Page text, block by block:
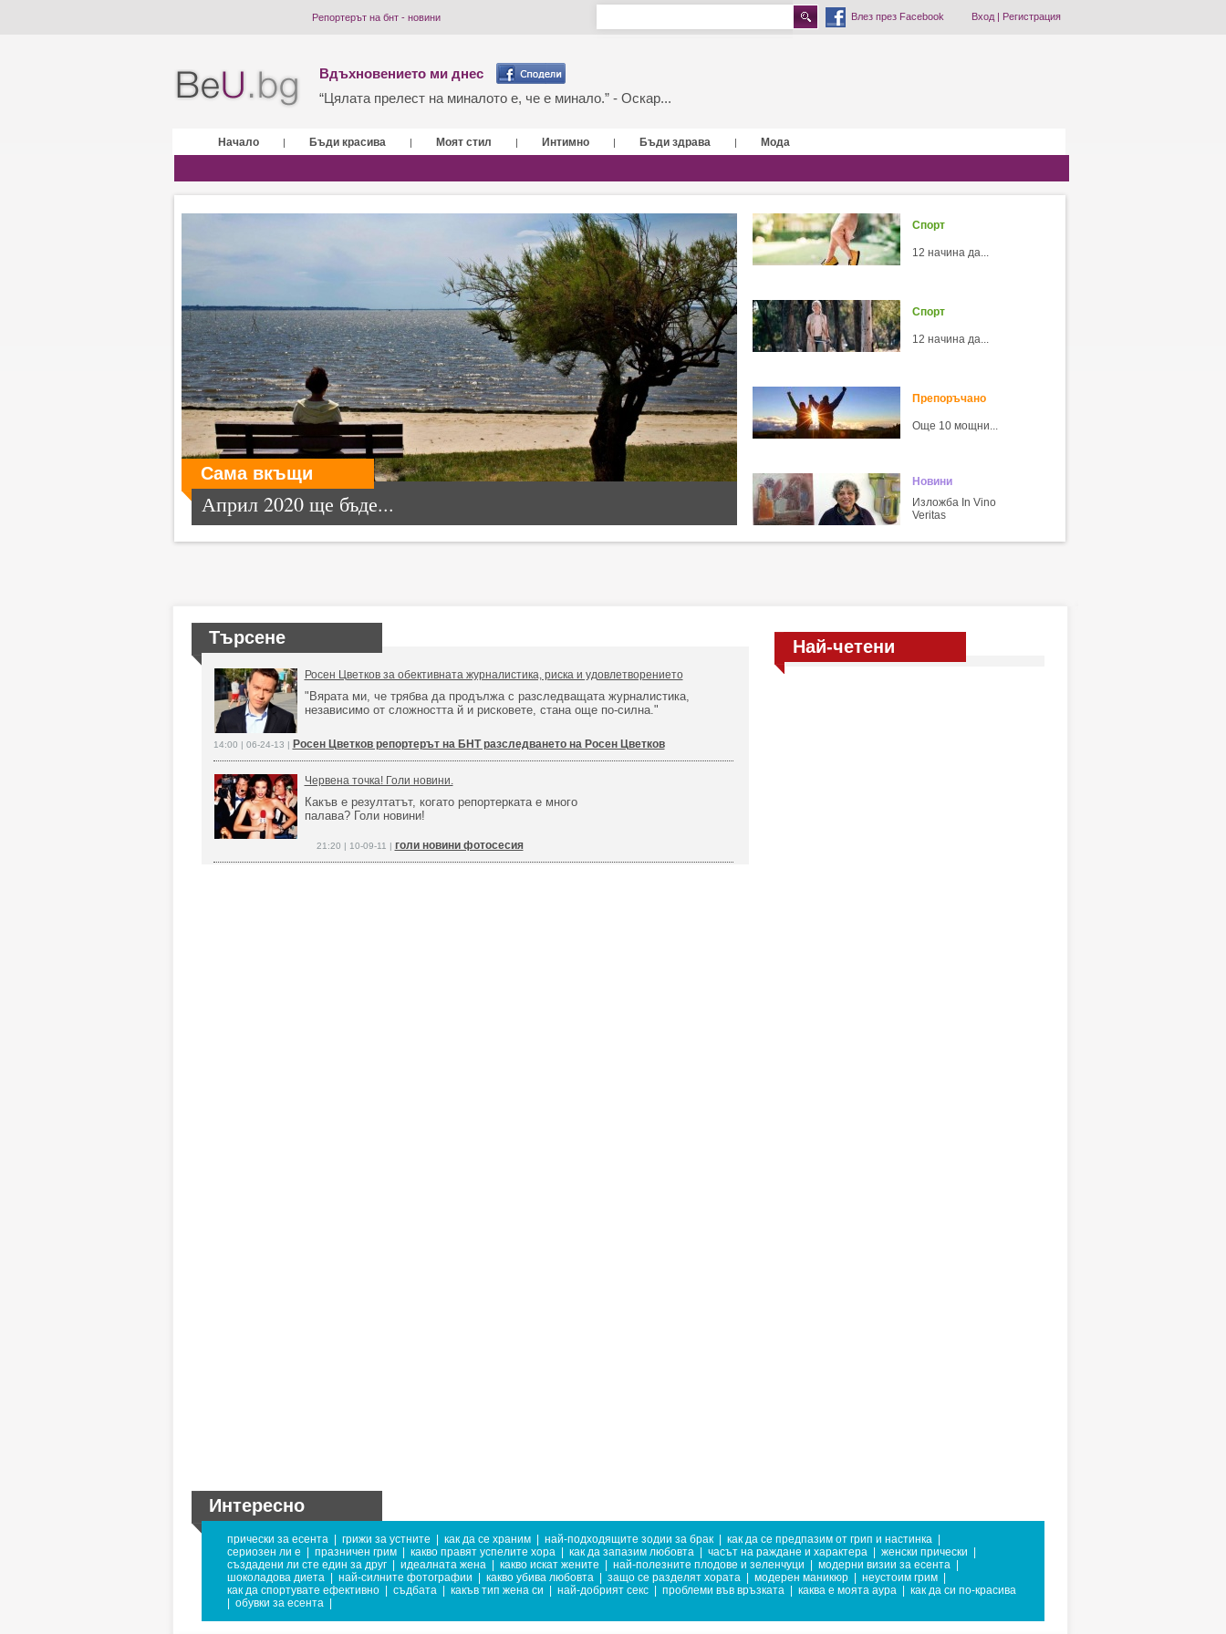
Репортерът на бнт - новини Влез през Facebook Вход| Регистрация
Вдъхновението ми днес
“Цялата прелест на миналото е, че е минало.” - Оскар...
Начало | Бъди красива | Моят стил | Интимно | Бъди здрава | Мода
Сама вкъщи
Април 2020 ще бъде...
Спорт
12 начина да...
Спорт
12 начина да...
Препоръчано
Още 10 мощни...
Новини
Изложба In Vino
Veritas
Търсене
Росен Цветков за обективната журналистика, риска и удовлетворението
"Вярата ми, че трябва да продължа с разследващата журналистика,
независимо от сложността й и рисковете, стана още по-силна."
14:00 | 06-24-13 | Росен Цветков репортерът на БНТ разследването на Росен Цветков
Червена точка! Голи новини.
Какъв е резултатът, когато репортерката е много
палава? Голи новини!
21:20 | 10-09-11 | голи новини фотосесия
Най-четени
Интересно
прически за есента грижи за устните как да се храним най-подходящите зодии за брак как да се предпазим от грип и настинка
сериозен ли е
празничен грим какво правят успелите хора как да запазим любовта часът на раждане и характера женски прически
създадени ли сте един за друг
идеалната жена какво искат жените най-полезните плодове и зеленчуци модерни визии за есента
шоколадова диета
най-силните фотографии какво убива любовта защо се разделят хората модерен маникюр неустоим грим
как да спортувате ефективно
съдбата какъв тип жена си най-добрият секс проблеми във връзката каква е моята аура
как да си по-красива
обувки за есента